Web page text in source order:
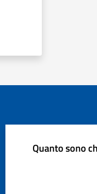
Quanto sono